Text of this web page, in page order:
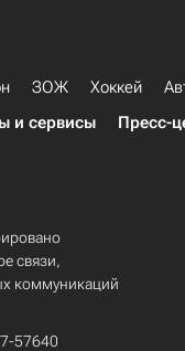
ЗОЖ Хоккей
и сервисы Пресс-
связи,
коммуникаций
57640